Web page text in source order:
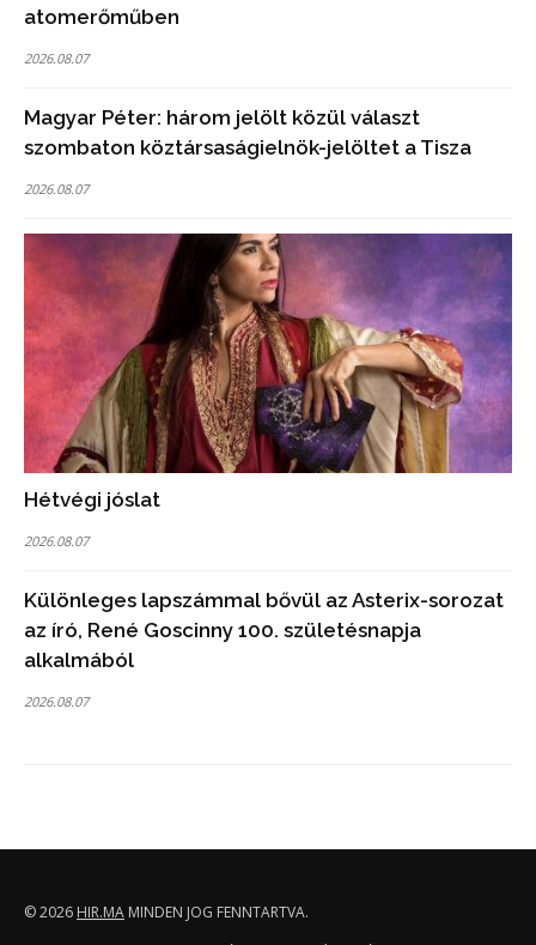
atomerőműben
2026.08.07
Magyar Péter: három jelölt közül választ
szombaton köztársaságielnök-jelöltet a Tisza
2026.08.07
Hétvégi jóslat
2026.08.07
Különleges lapszámmal bővül az Asterix-sorozat
az író, René Goscinny 100. születésnapja
alkalmából
2026.08.07
© 2026 HIR.MA MINDEN JOG FENNTARTVA.